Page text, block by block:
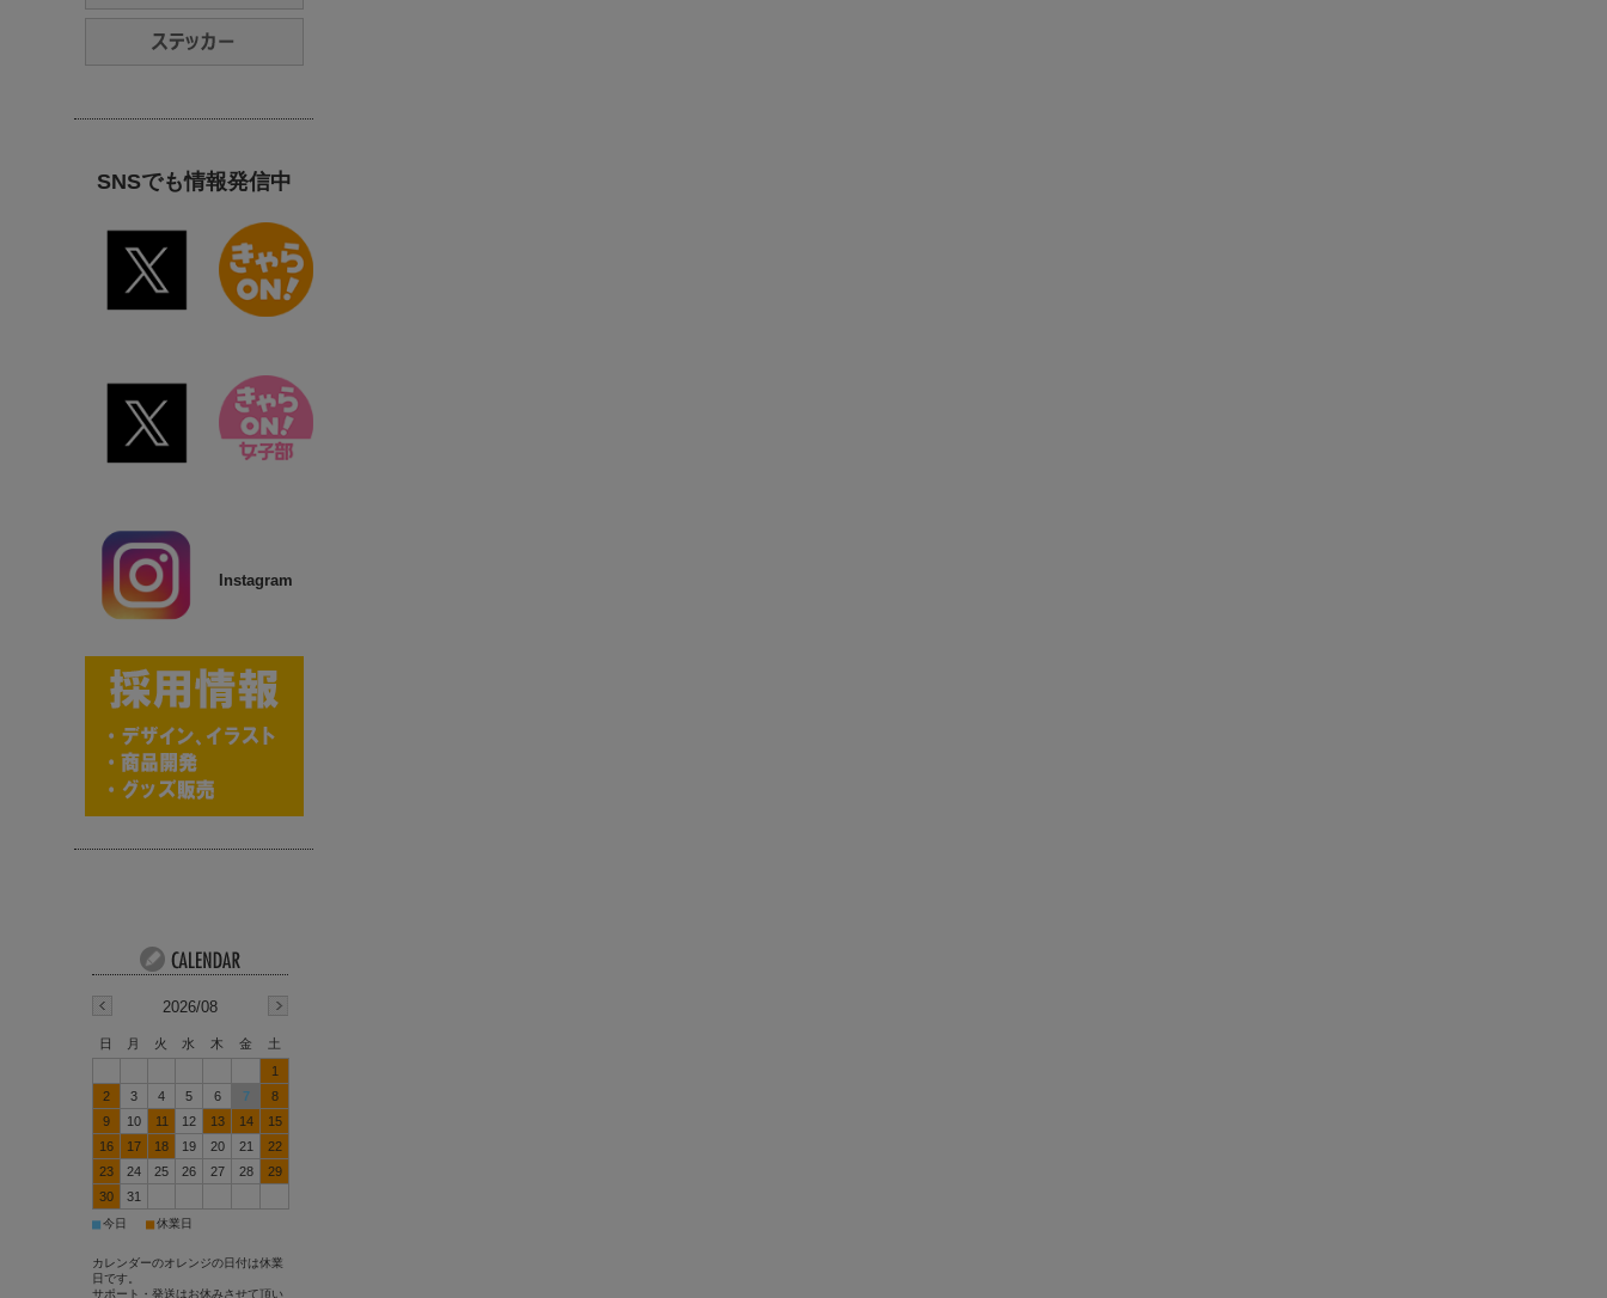
SNSでも情報発信中
Instagram
2026/08
日 月 火 水 木 金
土
1
2
3 4 5 6 7
8
9
10 11 12 13 14
15
16
17 18 19 20 21
22
23
24 25 26 27 28
29
30
31
■今日 ■休業日
カレンダーのオレンジの日付は休業
日です。
サポート・発送はお休みさせて頂い